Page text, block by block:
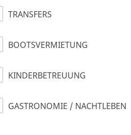
TRANSFERS
BOOTSVERMIETUNG
KINDERBETREUUNG
GASTRONOMIE / NACHTLEBEN